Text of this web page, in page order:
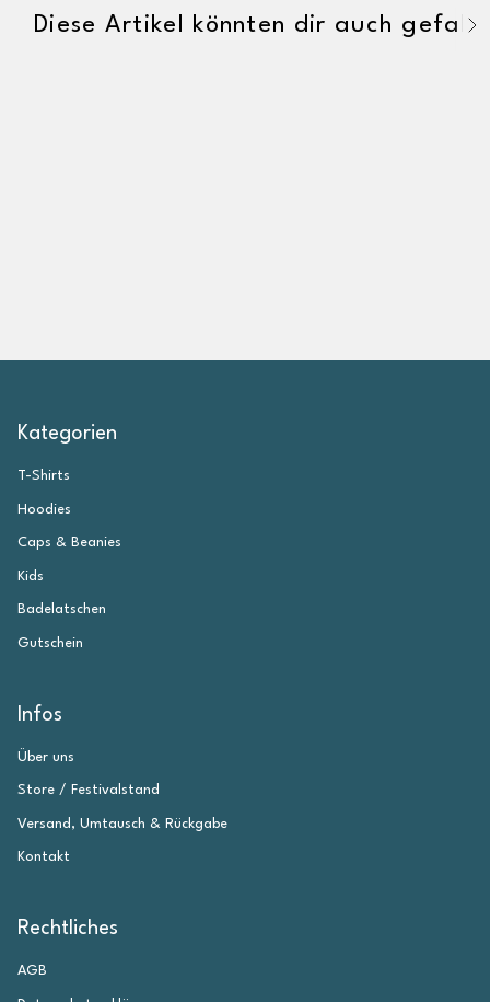
Diese Artikel könnten dir auch
Kategorien
T-Shirts
Hoodies
Caps & Beanies
Kids
Badelatschen
Gutschein
Infos
Über uns
Store / Festivalstand
Versand, Umtausch & Rückgabe
Kontakt
Rechtliches
AGB